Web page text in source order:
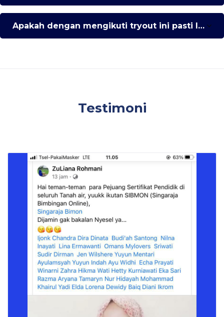
Apakah dengan mengikuti tryout ini pasti lulus PPG?
Testimoni